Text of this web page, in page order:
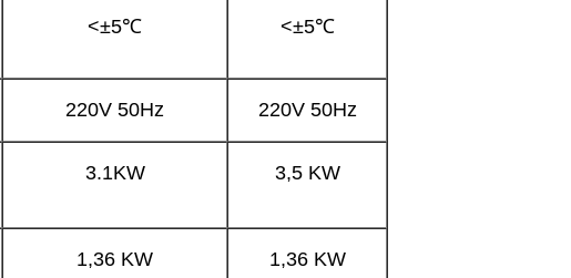
<±5℃ <±5℃
220V 50Hz 220V 50Hz
3.1KW 3,5 KW
1,36 KW 1,36 KW